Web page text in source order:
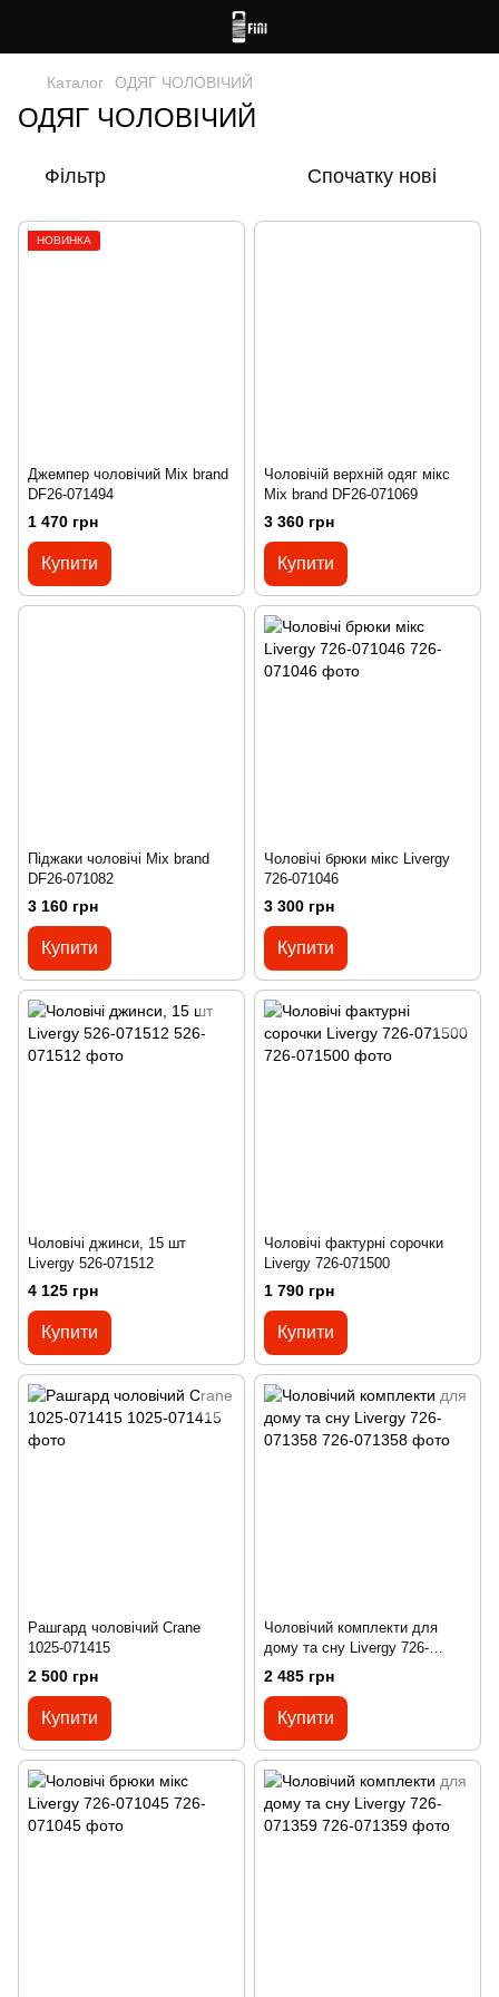
Каталог ОДЯГ ЧОЛОВІЧИЙ
ОДЯГ ЧОЛОВІЧИЙ
Фільтр Спочатку нові
НОВИНКА
Джемпер чоловічий Mix brand
DF26-071494
1 470 грн
Купити
Чоловічій верхній одяг мікс
Mix brand DF26-071069
3 360 грн
Купити
Піджаки чоловічі Mix brand
DF26-071082
3 160 грн
Купити
Чоловічі брюки мікс Livergy
726-071046
3 300 грн
Купити
Чоловічі джинси, 15 шт
Livergy 526-071512
4 125 грн
Купити
Чоловічі фактурні сорочки
Livergy 726-071500
1 790 грн
Купити
Рашгард чоловічий Crane
1025-071415
2 500 грн
Купити
Чоловічий комплекти для
дому та сну Livergy 726-
071358
2 485 грн
Купити